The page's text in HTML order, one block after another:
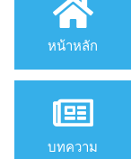
หน้าหลัก
บทความ